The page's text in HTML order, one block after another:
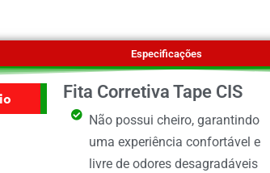
Especificações
Fita Corretiva Tape CIS
Não possui cheiro, garantindo
uma experiência confortável e
livre de odores desagradáveis